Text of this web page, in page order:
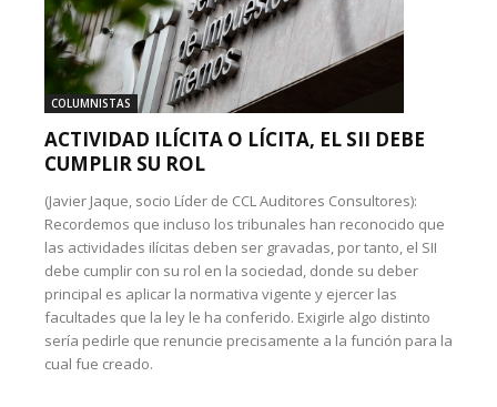
COLUMNISTAS
ACTIVIDAD ILÍCITA O LÍCITA, EL SII DEBE
CUMPLIR SU ROL
(Javier Jaque, socio Líder de CCL Auditores Consultores):
Recordemos que incluso los tribunales han reconocido que
las actividades ilícitas deben ser gravadas, por tanto, el SII
debe cumplir con su rol en la sociedad, donde su deber
principal es aplicar la normativa vigente y ejercer las
facultades que la ley le ha conferido. Exigirle algo distinto
sería pedirle que renuncie precisamente a la función para la
cual fue creado.